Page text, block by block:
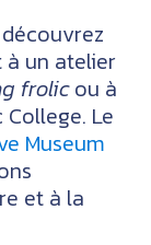
à un atelier
frolicou à
Le
Museum
et à la